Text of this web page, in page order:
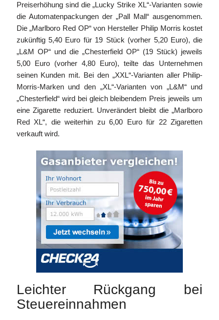
Preiserhöhung sind die „Lucky Strike XL“-Varianten sowie
die Automatenpackungen der „Pall Mall“ ausgenommen.
Die „Marlboro Red OP“ von Hersteller Philip Morris kostet
zukünftig 5,40 Euro für 19 Stück (vorher 5,20 Euro), die
„L&M OP“ und die „Chesterfield OP“ (19 Stück) jeweils
5,00 Euro (vorher 4,80 Euro), teilte das Unternehmen
seinen Kunden mit. Bei den „XXL“-Varianten aller Philip-
Morris-Marken und den „XL“-Varianten von „L&M“ und
„Chesterfield“ wird bei gleich bleibendem Preis jeweils um
eine Zigarette reduziert. Unverändert bleibt die „Marlboro
Red XL“, die weiterhin zu 6,00 Euro für 22 Zigaretten
verkauft wird.
Leichter Rückgang bei
Steuereinnahmen